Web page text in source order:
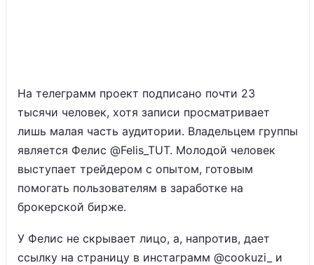
На телеграмм проект подписано почти 23
тысячи человек, хотя записи просматривает
лишь малая часть аудитории. Владельцем группы
является Фелис @Felis_TUT. Молодой человек
выступает трейдером с опытом, готовым
помогать пользователям в заработке на
брокерской бирже.
У Фелис не скрывает лицо, а, напротив, дает
ссылку на страницу в инстаграмм @cookuzi_ и